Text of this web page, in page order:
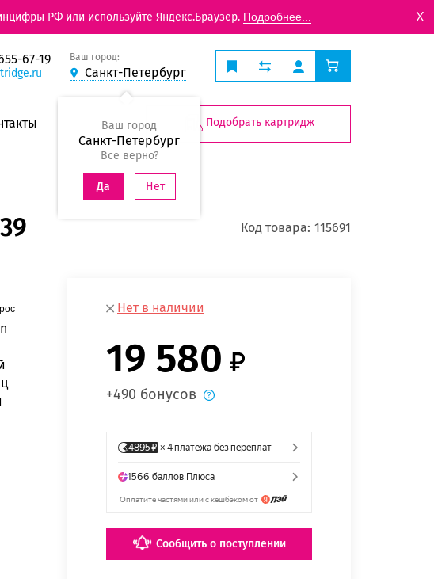
РФ или используйте Яндекс.Браузер. Подробнее... X
67-19 Ваш город:
Санкт-Петербург
Ваш город
Санкт-Петербург
Все верно?
Да Нет
Подобрать картридж
Код товара: 115691
Нет в наличии
19 580
+490 бонусов
Сообщить о поступлении